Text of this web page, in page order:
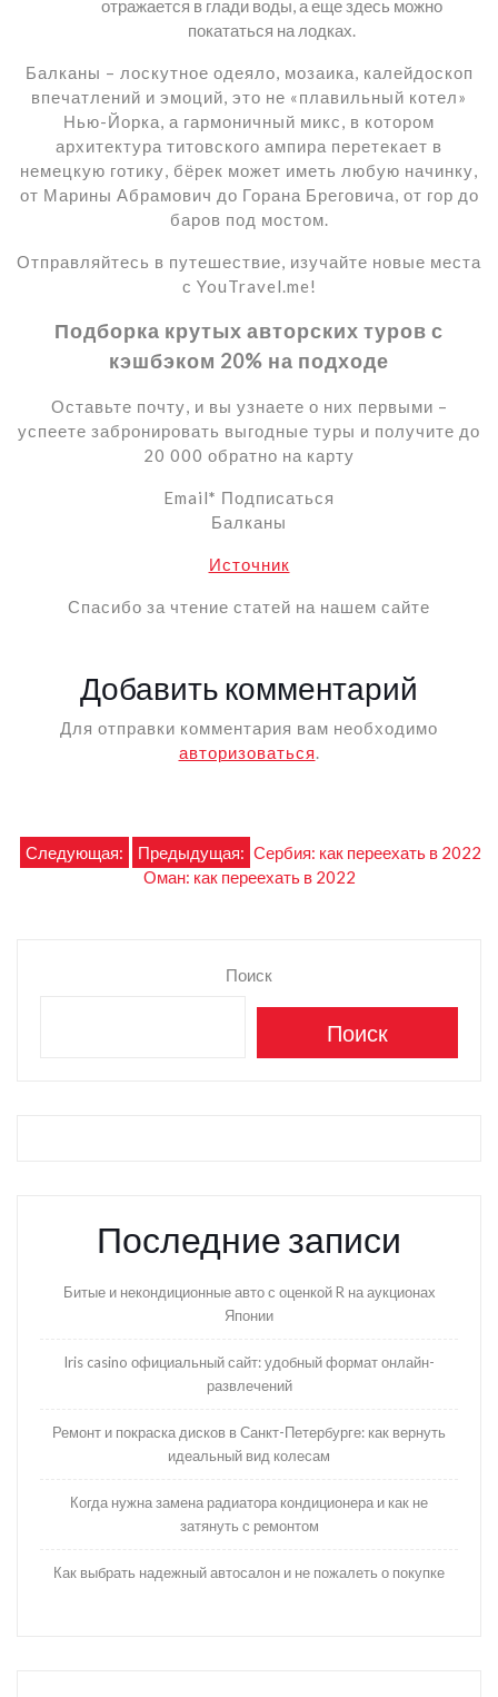
отражается в глади воды, а еще здесь можно
покататься на лодках.
Балканы – лоскутное одеяло, мозаика, калейдоскоп
впечатлений и эмоций, это не «плавильный котел»
Нью-Йорка, а гармоничный микс, в котором
архитектура титовского ампира перетекает в
немецкую готику, бёрек может иметь любую начинку,
от Марины Абрамович до Горана Бреговича, от гор до
баров под мостом.
Отправляйтесь в путешествие, изучайте новые места
с YouTravel.me!
Подборка крутых авторских туров с
кэшбэком 20% на подходе
Оставьте почту, и вы узнаете о них первыми –
успеете забронировать выгодные туры и получите до
20 000 обратно на карту
Email* Подписаться
Балканы
Источник
Спасибо за чтение статей на нашем сайте
Добавить комментарий
Для отправки комментария вам необходимо
авторизоваться
НавигацияПредыдущая: Сербия: как переехать в 2022
Следующая:
Оман: как переехать в 2022
Поиск
Поиск
Последние записи
Битые и некондиционные авто с оценкой R на аукционах
Японии
Iris casino официальный сайт: удобный формат онлайн-
развлечений
Ремонт и покраска дисков в Санкт-Петербурге: как вернуть
идеальный вид колесам
Когда нужна замена радиатора кондиционера и как не
затянуть с ремонтом
Как выбрать надежный автосалон и не пожалеть о покупке